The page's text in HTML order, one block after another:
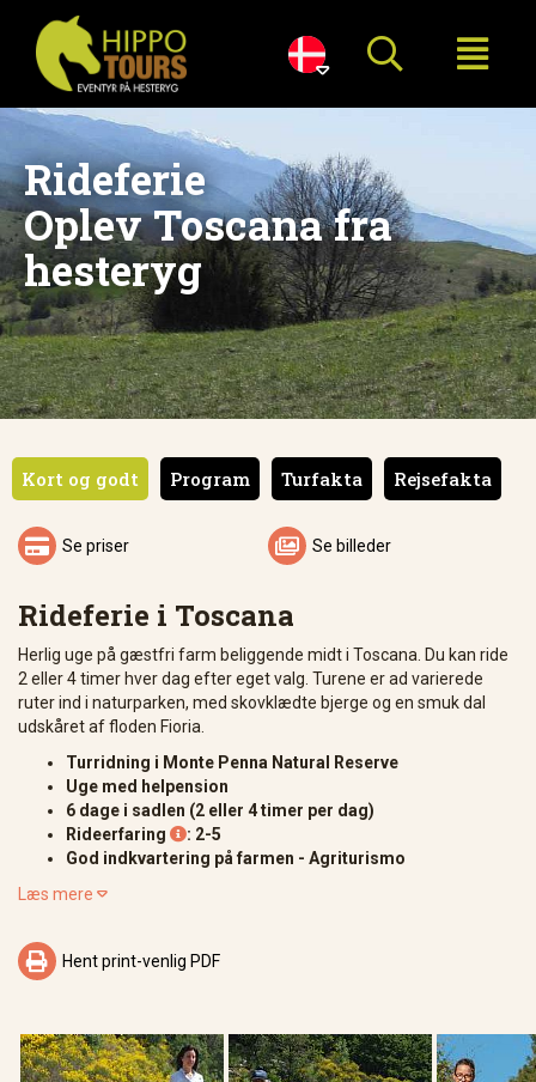

Rideferie
Oplev Toscana fra
hesteryg
Kort og godt Program Turfakta Rejsefakta
 Se priser  Se billeder
Rideferie i Toscana
Herlig uge på gæstfri farm beliggende midt i Toscana. Du kan ride
2 eller 4 timer hver dag efter eget valg. Turene er ad varierede
ruter ind i naturparken, med skovklædte bjerge og en smuk dal
udskåret af floden Fioria.
Turridning i Monte Penna Natural Reserve
Uge med helpension
6 dage i sadlen (2 eller 4 timer per dag)
Rideerfaring : 2-5
God indkvartering på farmen - Agriturismo
Læs mere 
 Hent print-venlig PDF